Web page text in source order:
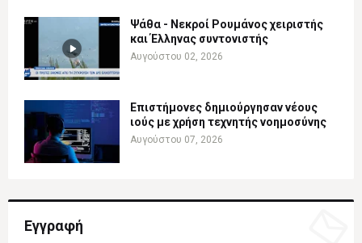
Ψάθα - Νεκροί Ρουμάνος χειριστής
και Έλληνας συντονιστής
Αυγούστου 02, 2026
Επιστήμονες δημιούργησαν νέους
ιούς με χρήση τεχνητής νοημοσύνης
Αυγούστου 07, 2026
Εγγραφή